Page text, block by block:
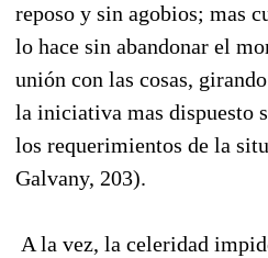
reposo y sin agobios; mas
lo hace sin abandonar el
unión con las cosas,
la iniciativa mas dispuesto
los requerimientos de la
Galvany, 203).
A la vez, la celeridad